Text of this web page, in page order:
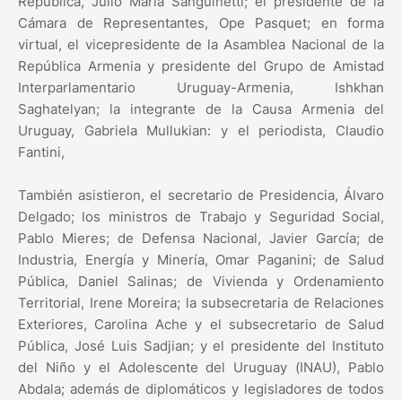
Cámara de Representantes, Ope Pasquet; en forma
virtual, el vicepresidente de la Asamblea Nacional de la
República Armenia y presidente del Grupo de Amistad
Interparlamentario Uruguay-Armenia, Ishkhan
Saghatelyan; la integrante de la Causa Armenia del
Uruguay, Gabriela Mullukian: y el periodista, Claudio
Fantini,
También asistieron, el secretario de Presidencia, Álvaro
Delgado; los ministros de Trabajo y Seguridad Social,
Pablo Mieres; de Defensa Nacional, Javier García; de
Industria, Energía y Minería, Omar Paganini; de Salud
Pública, Daniel Salinas; de Vivienda y Ordenamiento
Territorial, Irene Moreira; la subsecretaria de Relaciones
Exteriores, Carolina Ache y el subsecretario de Salud
Pública, José Luis Sadjian; y el presidente del Instituto
del Niño y el Adolescente del Uruguay (INAU), Pablo
Abdala; además de diplomáticos y legisladores de todos